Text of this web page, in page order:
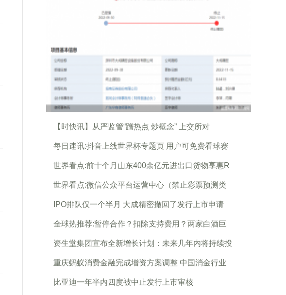
【时快讯】从严监管“蹭热点 炒概念” 上交所对
每日速讯:抖音上线世界杯专题页 用户可免费看球赛
世界看点:前十个月山东400余亿元进出口货物享惠R
世界看点:微信公众平台运营中心（禁止彩票预测类
IPO排队仅一个半月 大成精密撤回了发行上市申请
全球热推荐:暂停合作？扣除支持费用？两家白酒巨
资生堂集团宣布全新增长计划：未来几年内将持续投
重庆蚂蚁消费金融完成增资方案调整 中国消金行业
比亚迪一年半内四度被中止发行上市审核